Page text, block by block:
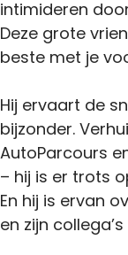
intimideren
Deze grote
beste met je
Hij ervaart de
bijzonder.
AutoParcours
– hij is er trots
En hij is ervan
en zijn